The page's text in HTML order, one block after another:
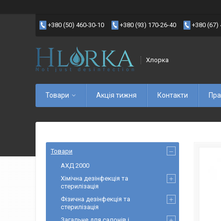
+380 (50) 460-30-10 +380 (93) 170-26-40 +380 (67)
Хлорка
Товари Акція тижня Контакти
Товари
АХД 2000
Хімічна дезінфекція та
стерилізація
Фізична дезінфекція та
стерилізація